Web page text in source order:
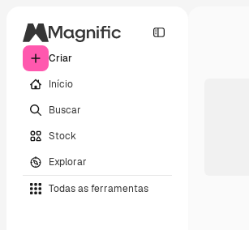
Criar
Início
Buscar
Stock
Explorar
Todas as ferramentas